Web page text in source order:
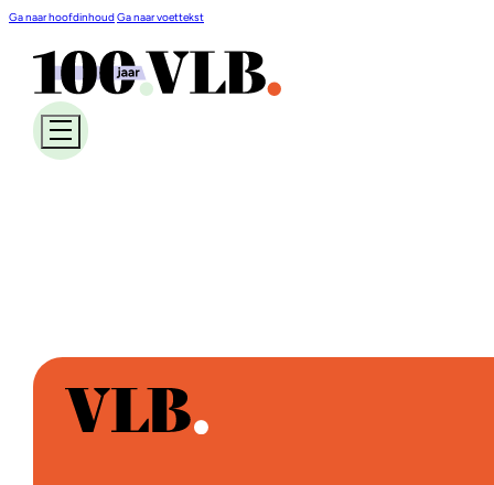
Ga naar hoofdinhoudGa naar voettekst